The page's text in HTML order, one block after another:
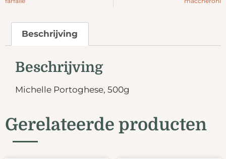
Beschrijving
Beschrijving
Michelle Portoghese, 500g
Gerelateerde producten